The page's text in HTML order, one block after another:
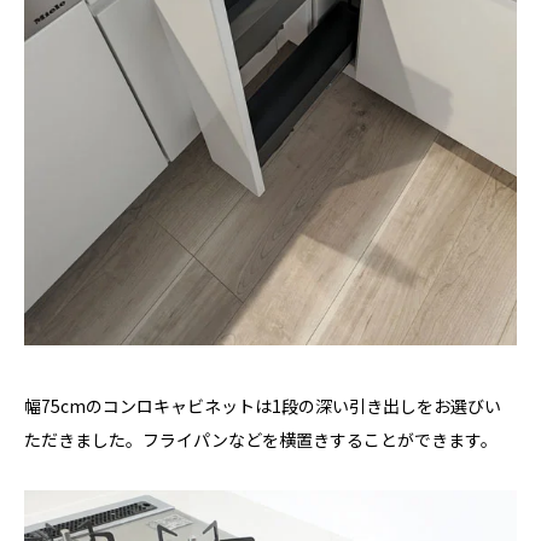
幅75cmのコンロキャビネットは1段の深い引き出しをお選びい
ただきました。フライパンなどを横置きすることができます。